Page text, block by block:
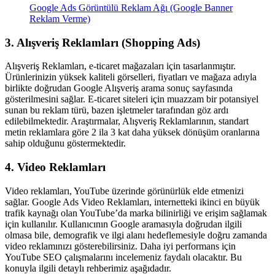
Google Ads Görüntülü Reklam Ağı (Google Banner
Reklam Verme)
3. Alışveriş Reklamları (Shopping Ads)
Alışveriş Reklamları, e-ticaret mağazaları için tasarlanmıştır.
Ürünlerinizin yüksek kaliteli görselleri, fiyatları ve mağaza adıyla
birlikte doğrudan Google Alışveriş arama sonuç sayfasında
gösterilmesini sağlar. E-ticaret siteleri için muazzam bir potansiyel
sunan bu reklam türü, bazen işletmeler tarafından göz ardı
edilebilmektedir. Araştırmalar, Alışveriş Reklamlarının, standart
metin reklamlara göre 2 ila 3 kat daha yüksek dönüşüm oranlarına
sahip olduğunu göstermektedir.
4. Video Reklamları
Video reklamları, YouTube üzerinde görünürlük elde etmenizi
sağlar. Google Ads Video Reklamları, internetteki ikinci en büyük
trafik kaynağı olan YouTube’da marka bilinirliği ve erişim sağlamak
için kullanılır. Kullanıcının Google aramasıyla doğrudan ilgili
olmasa bile, demografik ve ilgi alanı hedeflemesiyle doğru zamanda
video reklamınızı gösterebilirsiniz. Daha iyi performans için
YouTube SEO çalışmalarını incelemeniz faydalı olacaktır. Bu
konuyla ilgili detaylı rehberimiz aşağıdadır.